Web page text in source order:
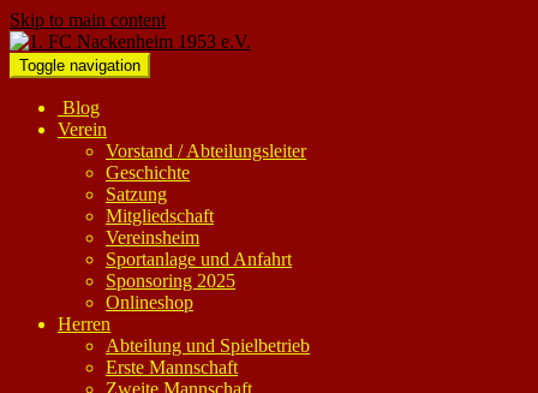
Skip to main content
Toggle navigation
Blog
Verein
Vorstand / Abteilungsleiter
Geschichte
Satzung
Mitgliedschaft
Vereinsheim
Sportanlage und Anfahrt
Sponsoring 2025
Onlineshop
Herren
Abteilung und Spielbetrieb
Erste Mannschaft
Zweite Mannschaft